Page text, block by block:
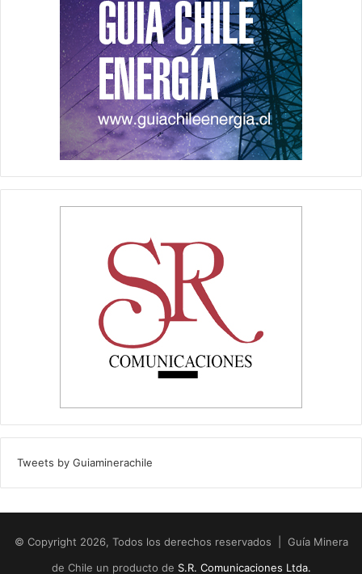
Tweets by Guiaminerachile
© Copyright 2026, Todos los derechos reservados | Guía Minera
de Chile un producto de S.R. Comunicaciones Ltda.